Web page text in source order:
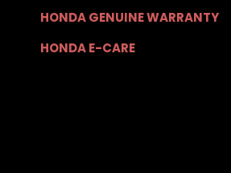
HONDA GENUINE WARRANTY
HONDA E-CARE